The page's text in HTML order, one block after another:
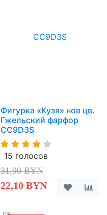
Фигурка «Кузя» нов цв.
Гжельский фарфор
CC9D3S
15 голосов
31,90 BYN
22,10 BYN